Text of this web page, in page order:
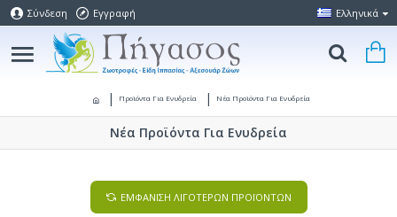
Σύνδεση Εγγραφή Ελληνικά
Προϊόντα Για Ενυδρεία Νέα Προϊόντα Για Ενυδρεία
Νέα Προϊόντα Για Ενυδρεία
ΕΜΦΑΝΙΣΗ ΛΙΓΟΤΕΡΩΝ ΠΡΟΪΟΝΤΩΝ